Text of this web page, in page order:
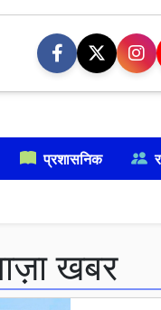
प्रशासनिक
खबर